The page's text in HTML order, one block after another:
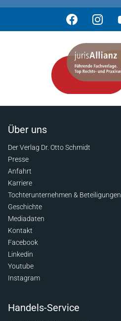
Über uns
Der Verlag Dr. Otto Schmidt
Presse
Anfahrt
Karriere
Tochterunternehmen & Beteiligungen
Geschichte
Mediadaten
Kontakt
Facebook
Linkedin
Youtube
Instagram
Handels-Service